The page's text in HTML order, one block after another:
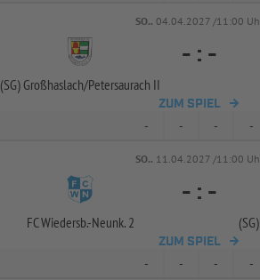
SO.. 04.04.2027 /11:00
(SG) Großhaslach/Petersaurach II
- : -
ZUM SPIEL
- - - -
SO.. 11.04.2027 /11:00
FC Wiedersb.-Neunk. 2
- : -
ZUM SPIEL
- - - -